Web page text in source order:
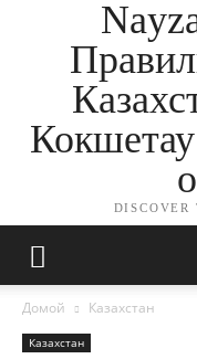
DISCOVER
Домой Казахстан
Казахстан